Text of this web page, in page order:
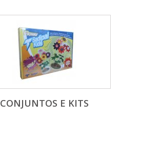
CONJUNTOS E KITS